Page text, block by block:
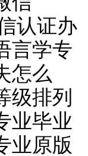
认证办
言学专
怎么
级排列
业毕业
业原版